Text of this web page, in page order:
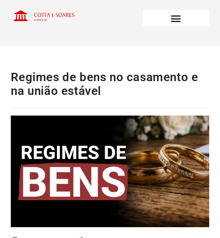
Regimes de bens no casamento e
na união estável